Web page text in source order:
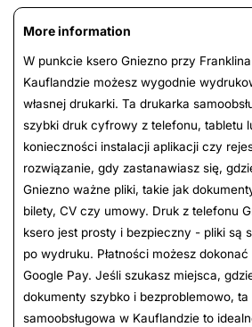
More information
W punkcie ksero Gniezno przy
Kauflandzie możesz wygodnie
własnej drukarki. Ta drukarka
szybki druk cyfrowy z telefonu, tabletu
konieczności instalacji aplikacji czy
rozwiązanie, gdy zastanawiasz się,
Gniezno ważne pliki, takie jak
bilety, CV czy umowy. Druk z telefonu
ksero jest prosty i bezpieczny - pliki są
po wydruku. Płatności możesz
Google Pay. Jeśli szukasz miejsca,
dokumenty szybko i bezproblemowo, ta
samoobsługowa w Kauflandzie to